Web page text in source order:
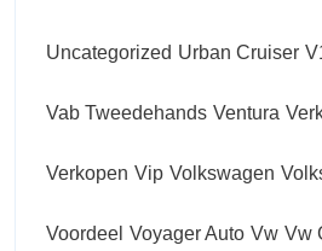
Uncategorized Urban Cruiser
Vab Tweedehands Ventura
Verkopen Vip Volkswagen
Voordeel Voyager Auto Vw Vw